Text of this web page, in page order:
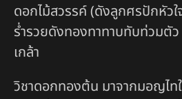
ดอกไม้สวรรค์ (ดังลูกศรปักหัว
ร่ำรวยดังทองทาทาบทับท่วมตั
เกล้า
วิชาดอกทองต้น มาจากมอญไท